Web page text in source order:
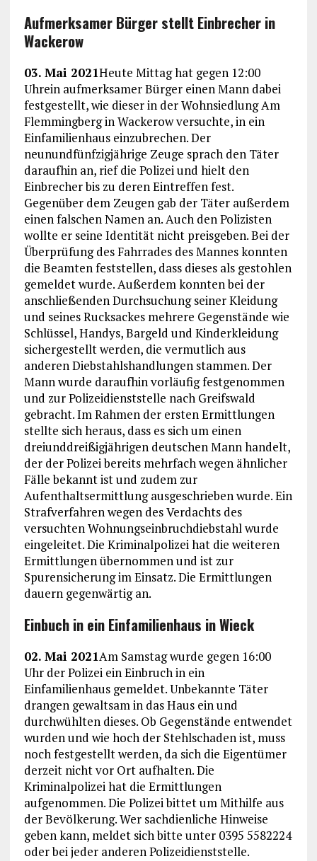
Aufmerksamer Bürger stellt Einbrecher in
Wackerow
03. Mai 2021Heute Mittag hat gegen 12:00
Uhrein aufmerksamer Bürger einen Mann dabei
festgestellt, wie dieser in der Wohnsiedlung Am
Flemmingberg in Wackerow versuchte, in ein
Einfamilienhaus einzubrechen. Der
neunundfünfzigjährige Zeuge sprach den Täter
daraufhin an, rief die Polizei und hielt den
Einbrecher bis zu deren Eintreffen fest.
Gegenüber dem Zeugen gab der Täter außerdem
einen falschen Namen an. Auch den Polizisten
wollte er seine Identität nicht preisgeben. Bei der
Überprüfung des Fahrrades des Mannes konnten
die Beamten feststellen, dass dieses als gestohlen
gemeldet wurde. Außerdem konnten bei der
anschließenden Durchsuchung seiner Kleidung
und seines Rucksackes mehrere Gegenstände wie
Schlüssel, Handys, Bargeld und Kinderkleidung
sichergestellt werden, die vermutlich aus
anderen Diebstahlshandlungen stammen. Der
Mann wurde daraufhin vorläufig festgenommen
und zur Polizeidienststelle nach Greifswald
gebracht. Im Rahmen der ersten Ermittlungen
stellte sich heraus, dass es sich um einen
dreiunddreißigjährigen deutschen Mann handelt,
der der Polizei bereits mehrfach wegen ähnlicher
Fälle bekannt ist und zudem zur
Aufenthaltsermittlung ausgeschrieben wurde. Ein
Strafverfahren wegen des Verdachts des
versuchten Wohnungseinbruchdiebstahl wurde
eingeleitet. Die Kriminalpolizei hat die weiteren
Ermittlungen übernommen und ist zur
Spurensicherung im Einsatz. Die Ermittlungen
dauern gegenwärtig an.
Einbuch in ein Einfamilienhaus in Wieck
02. Mai 2021Am Samstag wurde gegen 16:00
Uhr der Polizei ein Einbruch in ein
Einfamilienhaus gemeldet. Unbekannte Täter
drangen gewaltsam in das Haus ein und
durchwühlten dieses. Ob Gegenstände entwendet
wurden und wie hoch der Stehlschaden ist, muss
noch festgestellt werden, da sich die Eigentümer
derzeit nicht vor Ort aufhalten. Die
Kriminalpolizei hat die Ermittlungen
aufgenommen. Die Polizei bittet um Mithilfe aus
der Bevölkerung. Wer sachdienliche Hinweise
geben kann, meldet sich bitte unter 0395 5582224
oder bei jeder anderen Polizeidienststelle.